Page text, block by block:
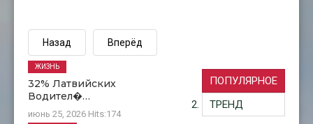
Назад Вперёд
ПОПУЛЯРНОЕ
ТРЕНД
32% Латвийских
Водител�…
июнь 25, 2026 Hits:174
ЖИЗНЬ